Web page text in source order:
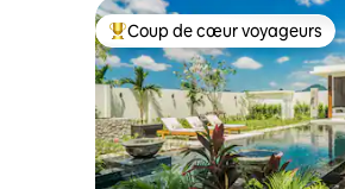
Coup de cœur voyageurs
Coup de cœur voyageurs